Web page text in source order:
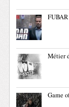
Métier
Game